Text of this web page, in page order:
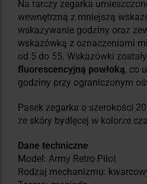
Na tarczy zegarka
wewnętrzną z mniejszą
wskazywanie godziny oraz
wskazówką z oznaczeniami
od 5 do 55. Wskazówki
fluorescencyjną powłoką, co
godziny przy ograniczonym
Pasek zegarka o szerokości
ze skóry bydlęcej w kolorze
Dane techniczne
Model: Army Retro Pilot
Rodzaj mechanizmu: